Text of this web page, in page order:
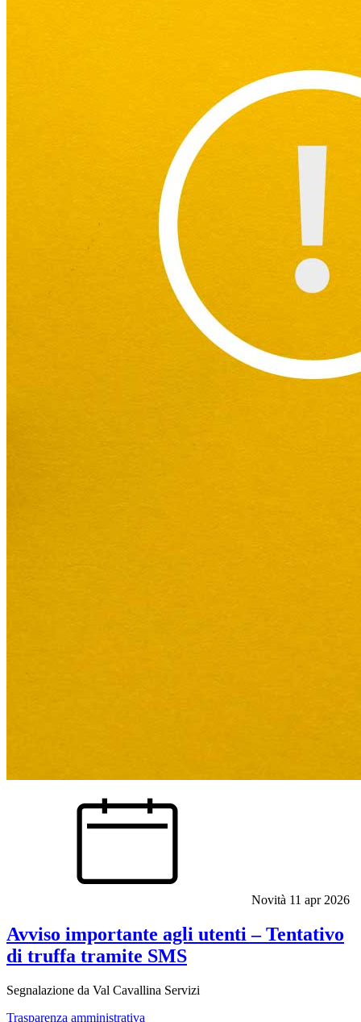
Novità 11 apr 2026
Avviso importante agli utenti – Tentativo
di truffa tramite SMS
Segnalazione da Val Cavallina Servizi
Trasparenza amministrativa